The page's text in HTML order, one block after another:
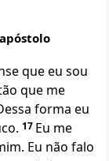
que eu sou
que me
forma eu
17 Eu me
Eu não falo